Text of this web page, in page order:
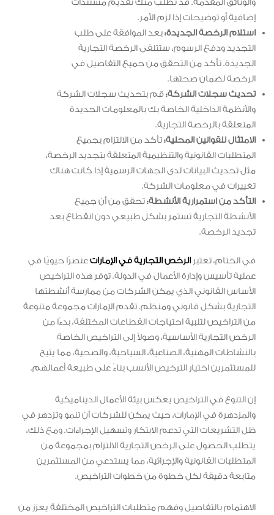
والوثائق المقدمة. قد تطلب منك تقديم مستندات
إضافية أو توضيحات إذا لزم الأمر.
استلام الرخصة الجديدة:بعد الموافقة على طلب
التجديد ودفع الرسوم، ستتلقى الرخصة التجارية
الجديدة. تأكد من التحقق من جميع التفاصيل في
الرخصة لضمان صحتها.
تحديث سجلات الشركة:قم بتحديث سجلات الشركة
والأنظمة الداخلية الخاصة بك بالمعلومات الجديدة
المتعلقة بالرخصة التجارية.
الامتثال للقوانين المحلية:تأكد من الالتزام بجميع
المتطلبات القانونية والتنظيمية المتعلقة بتجديد الرخصة،
مثل تحديث البيانات لدى الجهات الرسمية إذا كانت هناك
تغييرات في معلومات الشركة.
التأكد من استمرارية الأنشطة:تحقق من أن جميع
الأنشطة التجارية تستمر بشكل طبيعي دون انقطاع بعد
تجديد الرخصة.
في الختام، تعتبر الرخص التجارية في الإماراتعنصرًا حيويًا في
عملية تأسيس وإدارة الأعمال في الدولة. توفر هذه التراخيص
الأساس القانوني الذي يمكن الشركات من ممارسة أنشطتها
التجارية بشكل قانوني ومنظم. تقدم الإمارات مجموعة متنوعة
من التراخيص لتلبية احتياجات القطاعات المختلفة، بدءًا من
الرخص التجارية الأساسية، وصولاً إلى التراخيص الخاصة
بالنشاطات المهنية، الصناعية، السياحية، والصحية، مما يتيح
للمستثمرين اختيار الترخيص الأنسب بناءً على طبيعة أعمالهم.
إن التنوع في التراخيص يعكس بيئة الأعمال الديناميكية
والمزدهرة في الإمارات، حيث يمكن للشركات أن تنمو وتزدهر في
ظل التشريعات التي تدعم الابتكار وتسهيل الإجراءات. ومع ذلك،
يتطلب الحصول على الرخص التجارية الالتزام بمجموعة من
المتطلبات القانونية والإجرائية، مما يستدعي من المستثمرين
متابعة دقيقة لكل خطوة من خطوات التراخيص.
الاهتمام بالتفاصيل وفهم متطلبات التراخيص المختلفة يعزز من